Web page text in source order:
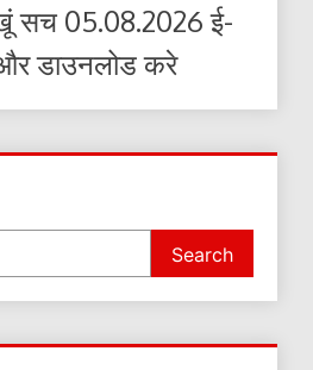
सच 05.08.2026 ई-
डाउनलोड करे
Search